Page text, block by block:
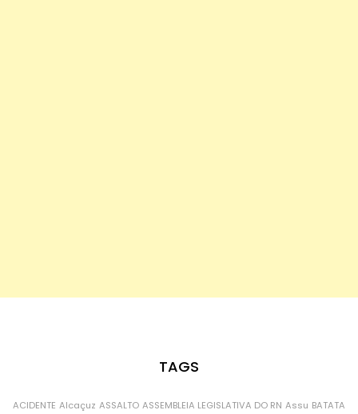
TAGS
ACIDENTE Alcaçuz ASSALTO ASSEMBLEIA LEGISLATIVA DO RN Assu BATATA